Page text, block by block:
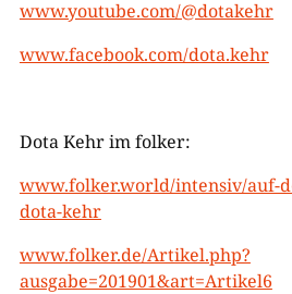
www.youtube.com/@dotakehr
www.facebook.com/dota.kehr
Dota Kehr im folker:
www.folker.world/intensiv/auf-
dota-kehr
www.folker.de/Artikel.php?
ausgabe=201901&art=Artikel6